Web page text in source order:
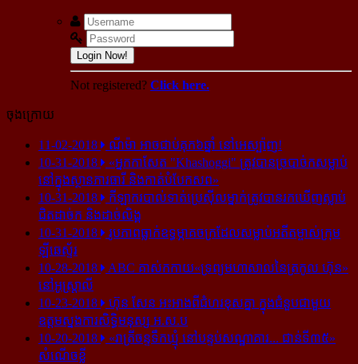
Login Now!
Not registered? Click here.
ចុងក្រោយ
11-02-2018
ណីម៉ា អាច​ជាប់​គុក​៦ឆ្នាំ នៅ​អេស្ប៉ាញ!
10-31-2018
«អ្នក​កាសែត "Khashoggi" ត្រូវ​បាន​ច្របាច់ក​សម្លាប់​
នៅ​ក្នុង​ស្ថាន​ភារធារី និង​កាត់​បំបែក​សព»
10-31-2018
កីឡាករ​បាល់ទាត់​ប្រេស៊ីល​ម្នាក់​ត្រូវ​បាន​រក​ឃើញ​ស្លាប់​
ជិត​ដាច់ក និង​ដាច់​លិង្គ
10-31-2018
រូបភាព​ធ្លាក់​ឧទ្ធម្ភាគចក្រ​ដែល​សម្លាប់​អតីត​ម្ចាស់​ក្រុម​
ឡីឆេស្ទ័រ
10-28-2018
ABC គាស់​កកាយ​«ទ្រព្យមហាសាល​នៃ​ត្រកូល ហ៊ុន»​
នៅ​អូស្ត្រាលី
10-23-2018
ហ៊ុន សែន អះអាង​ពី​ជំហរ​ខុស​គ្នា ក្នុង​ជំនួប​ជាមួយ​
ឧត្តម​ស្នងការ​សិទ្ធិ​មនុស្ស អ.ស.ប
10-20-2018
«រាត្រីចន្ទទឹកឃ្មុំ នៅបន្ទប់សណ្ឋាគារ... ជាន់ទី៣៥»
សំណើចខ្លី